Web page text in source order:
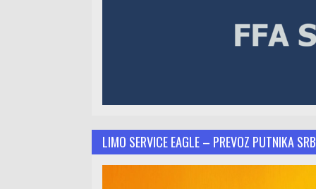
LIMO SERVICE EAGLE – PREVOZ PUTNIKA